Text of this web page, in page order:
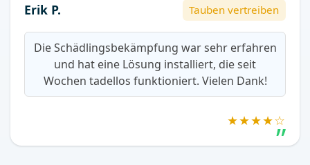
Erik P. Tauben vertreiben
Die Schädlingsbekämpfung war sehr erfahren
und hat eine Lösung installiert, die seit
Wochen tadellos funktioniert. Vielen Dank!
★★★★☆